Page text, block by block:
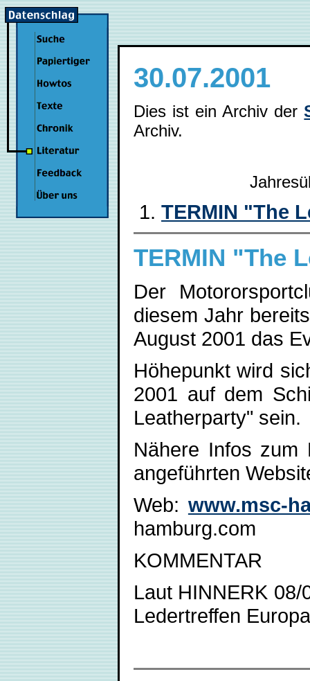
30.07.2001
Dies ist ein Archiv der
Archiv.
TERMIN "The
TERMIN "The
Der
diesem Jahr
August 2001 das
Höhepunkt wird
2001 auf dem
Leatherparty" sein.
Nähere Infos zum
angeführten
Web: www.msc-
hamburg.com
KOMMENTAR
Laut HINNERK
Ledertreffen